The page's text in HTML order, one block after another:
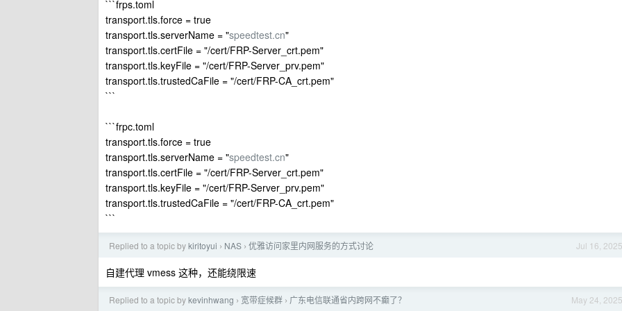
```frps.toml
transport.tls.force = true
transport.tls.serverName = "speedtest.cn"
transport.tls.certFile = "/cert/FRP-Server_crt.pem"
transport.tls.keyFile = "/cert/FRP-Server_prv.pem"
transport.tls.trustedCaFile = "/cert/FRP-CA_crt.pem"
```
```frpc.toml
transport.tls.force = true
transport.tls.serverName = "speedtest.cn"
transport.tls.certFile = "/cert/FRP-Server_crt.pem"
transport.tls.keyFile = "/cert/FRP-Server_prv.pem"
transport.tls.trustedCaFile = "/cert/FRP-CA_crt.pem"
```
Jul 16, 2025
Replied to a topic bykiritoyui › NAS › 优雅访问家里内网服务的方式讨论
自建代理 vmess 这种，还能绕限速
May 24, 2025
Replied to a topic bykevinhwang › 宽带症候群 › 广东电信联通省内跨网不癫了？